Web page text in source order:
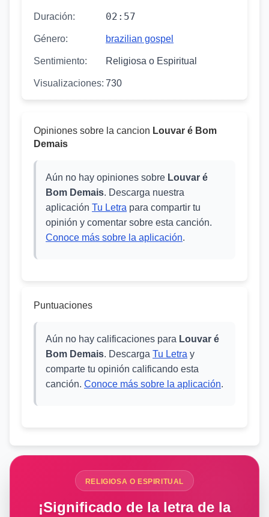
Duración: 02:57
Género: brazilian gospel
Sentimiento: Religiosa o Espiritual
Visualizaciones: 730
Opiniones sobre la cancion Louvar é Bom
Demais
Aún no hay opiniones sobre Louvar é
Bom Demais. Descarga nuestra
aplicación Tu Letra para compartir tu
opinión y comentar sobre esta canción.
Conoce más sobre la aplicación.
Puntuaciones
Aún no hay calificaciones para Louvar é
Bom Demais. Descarga Tu Letra y
comparte tu opinión calificando esta
canción. Conoce más sobre la aplicación.
RELIGIOSA O ESPIRITUAL
¡Significado de la letra de la